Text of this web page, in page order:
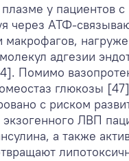
у
через АТФ-
макрофагов,
адгезии
Помимо
глюкозы
с риском
ЛВП
а также